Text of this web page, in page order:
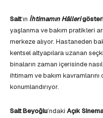
Salt’ın İhtimamın Hâlleri
yaşlanma ve bakım pratikleri
merkeze alıyor. Hastaneden
kentsel altyapılara uzanan
binaların zaman içerisinde
ihtimam ve bakım
konumlandırıyor.
Salt Beyoğlu’ndaki Açık